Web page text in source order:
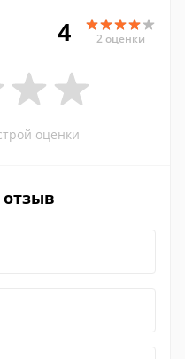
4 2 оценки
оценки